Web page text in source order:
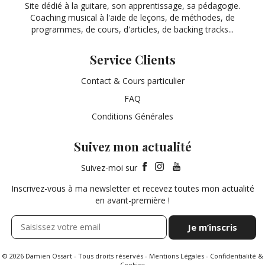
Site dédié à la guitare, son apprentissage, sa pédagogie.
Coaching musical à l'aide de leçons, de méthodes, de
programmes, de cours, d'articles, de backing tracks...
Service Clients
Contact & Cours particulier
FAQ
Conditions Générales
Suivez mon actualité
Suivez-moi sur
Inscrivez-vous à ma newsletter et recevez toutes mon actualité
en avant-première !
© 2026 Damien Ossart - Tous droits réservés - Mentions Légales- Confidentialité &